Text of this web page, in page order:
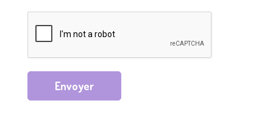
Envoyer